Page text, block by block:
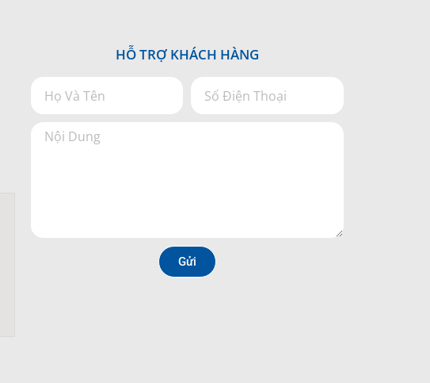
HỖ TRỢ KHÁCH HÀNG
Gửi